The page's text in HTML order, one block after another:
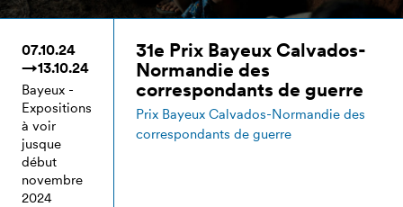
07.10.24
→13.10.24
Bayeux -
Expositions
à voir
jusque
début
novembre
2024
31e Prix Bayeux Calvados-
Normandie des
correspondants de guerre
Prix Bayeux Calvados-Normandie des
correspondants de guerre